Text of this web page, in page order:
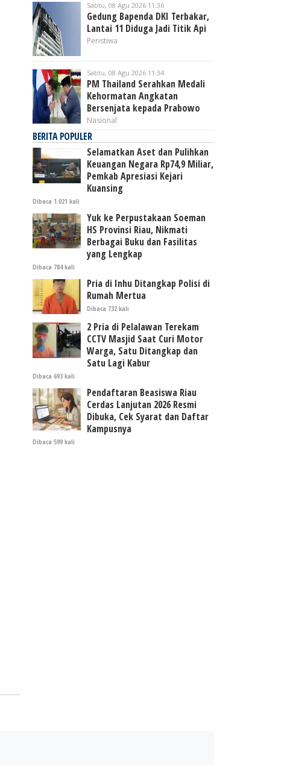
Sabtu, 08 Agu 2026 11:36
Gedung Bapenda DKI Terbakar,
Lantai 11 Diduga Jadi Titik Api
Peristiwa
Sabtu, 08 Agu 2026 11:34
PM Thailand Serahkan Medali
Kehormatan Angkatan
Bersenjata kepada Prabowo
Nasional
BERITA POPULER
Selamatkan Aset dan Pulihkan
Keuangan Negara Rp74,9 Miliar,
Pemkab Apresiasi Kejari
Kuansing
Dibaca 1.021 kali
Yuk ke Perpustakaan Soeman
HS Provinsi Riau, Nikmati
Berbagai Buku dan Fasilitas
yang Lengkap
Dibaca 784 kali
Pria di Inhu Ditangkap Polisi di
Rumah Mertua
Dibaca 732 kali
2 Pria di Pelalawan Terekam
CCTV Masjid Saat Curi Motor
Warga, Satu Ditangkap dan
Satu Lagi Kabur
Dibaca 693 kali
Pendaftaran Beasiswa Riau
Cerdas Lanjutan 2026 Resmi
Dibuka, Cek Syarat dan Daftar
Kampusnya
Dibaca 599 kali